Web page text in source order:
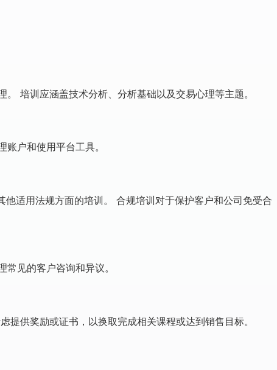
培训应涵盖技术分析、分析基础以及交易心理等主题。
户和使用平台工具。
适用法规方面的培训。 合规培训对于保护客户和公司免受合
见的客户咨询和异议。
供奖励或证书，以换取完成相关课程或达到销售目标。